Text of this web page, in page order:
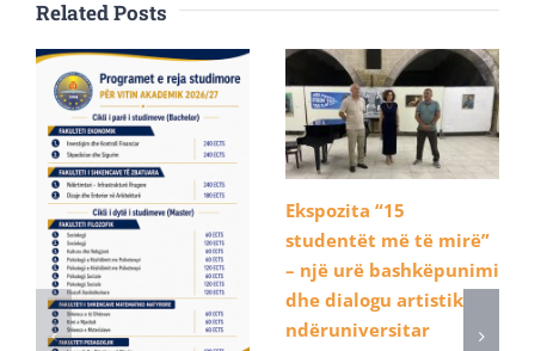
Related Posts
Ekspozita “15
studentët më të mirë”
– një urë bashkëpunimi
dhe dialogu artistik
ndëruniversitar